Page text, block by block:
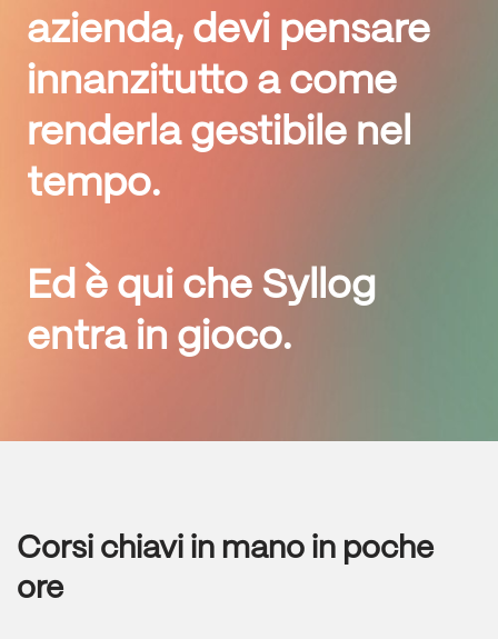
azienda, devi pensare
innanzitutto a come
renderla gestibile nel
tempo.
Ed è qui che Syllog
entra in gioco.
Corsi chiavi in mano in poche
ore